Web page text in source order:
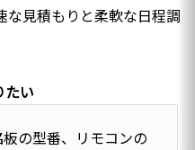
な見積もりと柔軟な日程調
たい
の型番、リモコンの